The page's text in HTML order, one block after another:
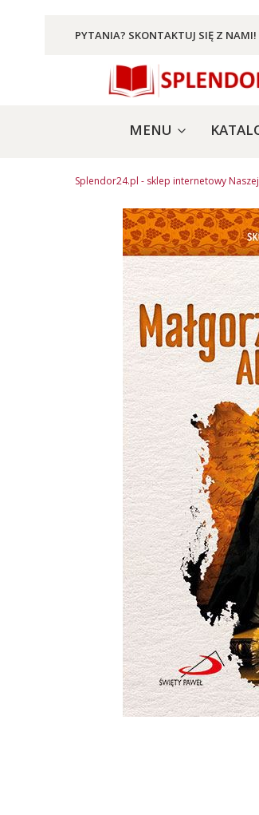
PYTANIA? SKONTAKTUJ SIĘ Z NAMI!
MENU
Splendor24.pl - sklep internetowy Naszej